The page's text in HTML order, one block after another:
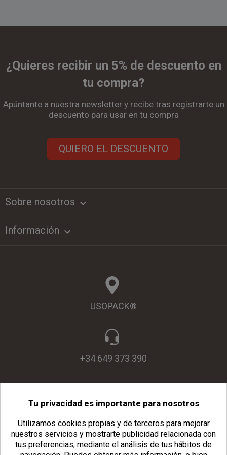
¿Quieres recibir un 5% de descuento en
tu compra?
Apúntante a nuestra newsletter y recibe tras registrarte un
descuento para usar en tu compra
QUIERO EL DESCUENTO
Sobre nosotros keyboard_arrow_down
Información 
USOPACK®
+34 649 373 390
info@usopack.com
Tu privacidad es importante para nosotros
Utilizamos cookies propias y de terceros para mejorar
nuestros servicios y mostrarte publicidad relacionada con
tus preferencias, mediante el análisis de tus hábitos de